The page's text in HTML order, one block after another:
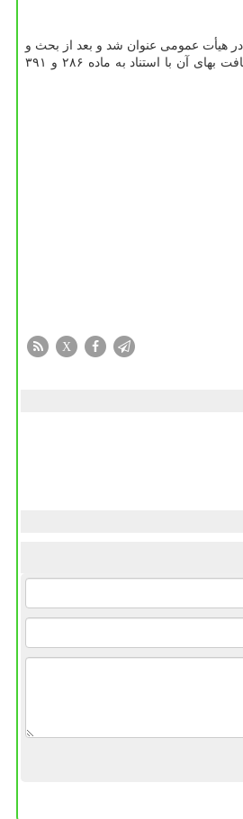
در هیأت عمومی عنوان شد و بعد از بحث و
تبادل نظر قضات محترم شعب حقوقی در نهایت با اکثریت اعضای حاضر در جلسه هیأت عمومی رای شعبه پنجم دیوان عالی کشور بر مبنای تلف حکمی و استحقاق فروشنده در دریافت بهای آن با استناد به ماده ۲۸۶ و ۳۹۱
X